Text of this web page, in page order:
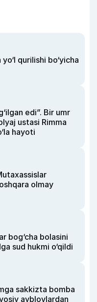
qurilishi bo‘yicha
edi”. Bir umr
ustasi Rimma
hayoti
olmay
bog‘cha bolasini
sud hukmi o‘qildi
sakkizta bomba
ayblovlardan